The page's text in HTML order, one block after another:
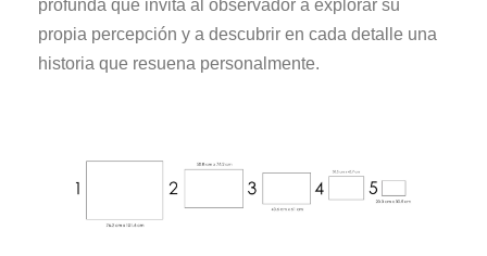
profunda que invita al observador a explorar su
propia percepción y a descubrir en cada detalle una
historia que resuena personalmente.